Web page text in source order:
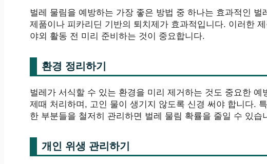
벌레 물림을 예방하는 가장 좋은 방법 중 하나는 효과적인
제품이나 피카리딘 기반의 퇴치제가 효과적입니다. 이러한
야외 활동 전 미리 준비하는 것이 중요합니다.
환경 정리하기
벌레가 서식할 수 있는 환경을 미리 제거하는 것도 중요한
제때 처리하며, 고인 물이 생기지 않도록 신경 써야 합니다.
한 부분들을 철저히 관리하면 벌레 물림 확률을 줄일 수 있습
개인 위생 관리하기